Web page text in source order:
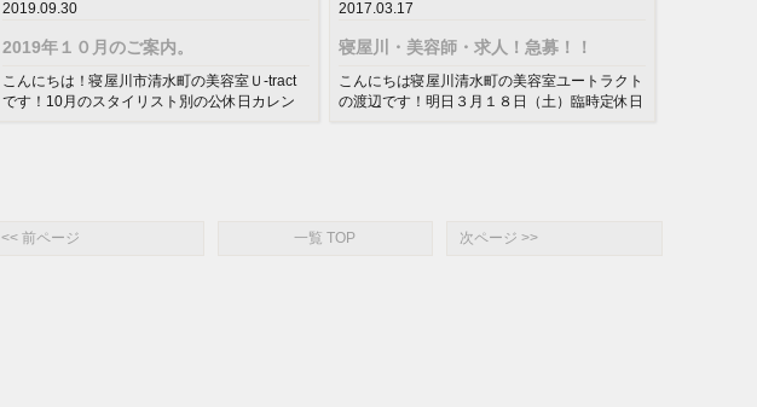
2019.09.30
2019年１０月のご案内。
こんにちは！寝屋川市清水町の美容室Ｕ-tract
です！10月のスタイリスト別の公休日カレン
2017.03.17
寝屋川・美容師・求人！急募！！
こんにちは寝屋川清水町の美容室ユートラクト
の渡辺です！明日３月１８日（土）臨時定休日
<< 前ページ 一覧 TOP 次ページ >>